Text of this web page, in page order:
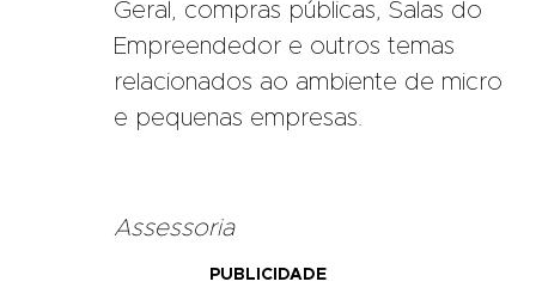
Geral, compras públicas, Salas do
Empreendedor e outros temas
relacionados ao ambiente de micro
e pequenas empresas.
Assessoria
PUBLICIDADE